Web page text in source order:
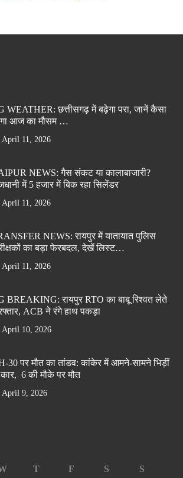
WEATHER: छत्तीसगढ़ में बढ़ेगा परा, जानें कैसा
आज का मौसम …
April 11, 2026
NEWS: गैस संकट या कालाबाजारी?
में 5 हजार में बिक रहा सिलेंडर
April 11, 2026
NEWS: रायपुर में यातायात पुलिस
का बड़ा फेरबदल, देखें लिस्ट…
April 11, 2026
BREAKING: रायपुर RTO का बाबू रिश्वत लेते
ACB ने रंगे हाथ पकड़ा
April 10, 2026
30 पर मौत का तांडव: कांकेर में आमने-सामने भिड़ीं
कार, 6 की मौके पर मौत
April 9, 2026
T F S
S